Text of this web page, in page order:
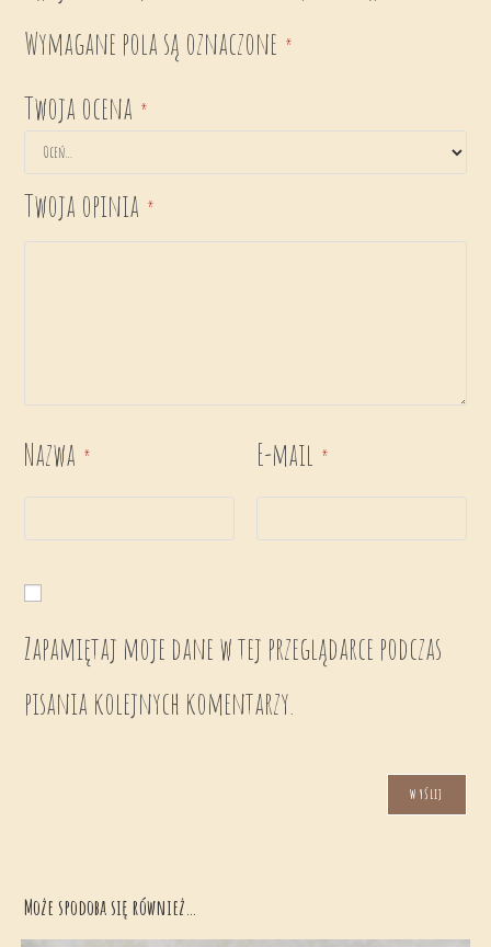
Wymagane pola są oznaczone *
Twoja ocena *
Twoja opinia *
Nazwa * E-mail *
Zapamiętaj moje dane w tej przeglądarce podczas
pisania kolejnych komentarzy.
Może spodoba się również…